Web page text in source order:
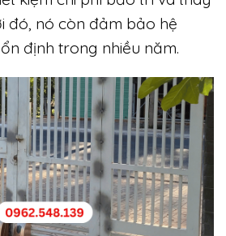
đó, nó còn đảm bảo hệ
định trong nhiều năm.